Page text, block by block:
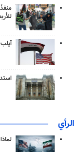
الرأي